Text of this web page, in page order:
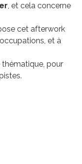
, et cela concerne
cet afterwork
et à
pour